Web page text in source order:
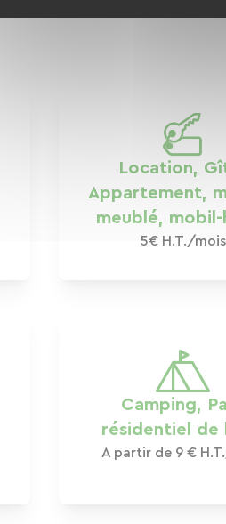
Location,
Appartement,
meublé, mobil-
5€ H.T./mois
Camping,
résidentiel de
A partir de 9 €